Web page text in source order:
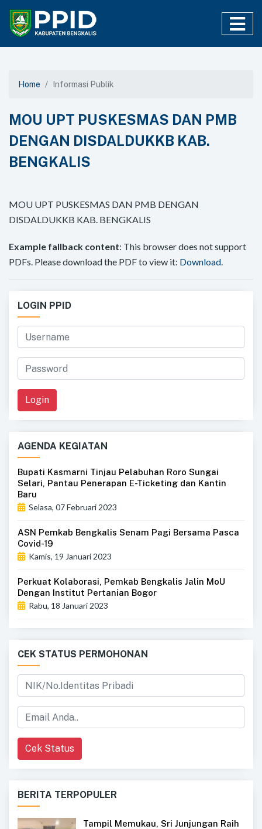
Home Informasi Publik
MOU UPT PUSKESMAS DAN PMB
DENGAN DISDALDUKKB KAB.
BENGKALIS
MOU UPT PUSKESMAS DAN PMB DENGAN
DISDALDUKKB KAB. BENGKALIS
Example fallback content: This browser does not support
PDFs. Please download the PDF to view it: Download.
LOGIN PPID
Login
AGENDA KEGIATAN
Bupati Kasmarni Tinjau Pelabuhan Roro Sungai
Selari, Pantau Penerapan E-Ticketing dan Kantin
Baru
Selasa, 07 Februari 2023
ASN Pemkab Bengkalis Senam Pagi Bersama Pasca
Covid-19
Kamis, 19 Januari 2023
Perkuat Kolaborasi, Pemkab Bengkalis Jalin MoU
Dengan Institut Pertanian Bogor
Rabu, 18 Januari 2023
CEK STATUS PERMOHONAN
Cek Status
BERITA TERPOPULER
Tampil Memukau, Sri Junjungan Raih